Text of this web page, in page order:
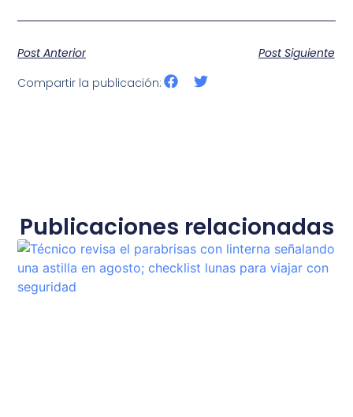
Post Anterior
Post Siguiente
Compartir la publicación:
Publicaciones relacionadas